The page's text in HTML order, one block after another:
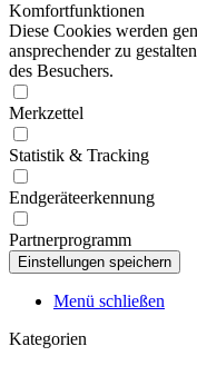
Komfortfunktionen
Diese Cookies werden
ansprechender zu
des Besuchers.
Merkzettel
Statistik & Tracking
Endgeräteerkennung
Partnerprogramm
Menü schließen
Kategorien